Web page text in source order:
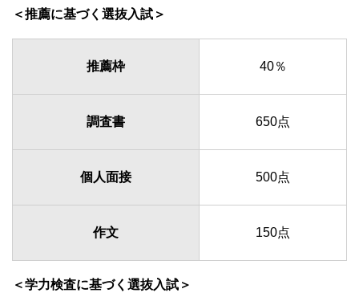
＜推薦に基づく選抜入試＞
推薦枠 40％
調査書 650点
個人面接 500点
作文 150点
＜学力検査に基づく選抜入試＞